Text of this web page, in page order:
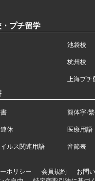
プチ留学
池袋校
杭州校
上海プチ
簡体字·
休 医療用語
ルス関連用語 音節表
ポリシー 会員規約 お問